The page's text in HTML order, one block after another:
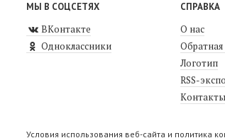
МЫ В СОЦСЕТЯХ
ВКонтакте
Одноклассники
СПРАВКА
О нас
Обратная
Логотип
RSS-
Условия использования веб-сайта и политика